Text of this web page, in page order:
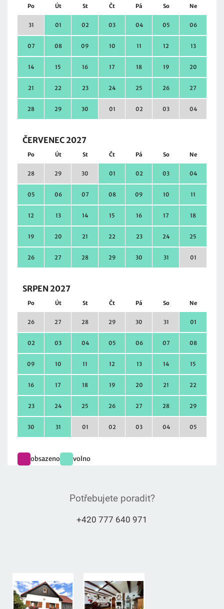
Potřebujete poradit?
+420 777 640 971